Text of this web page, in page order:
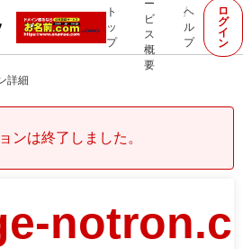
ト
ッ
プ
ー
ビ
ス
概
要
ヘ
ル
プ
ロ
グ
イ
ン
詳細
ンは終了しました。
notron.c